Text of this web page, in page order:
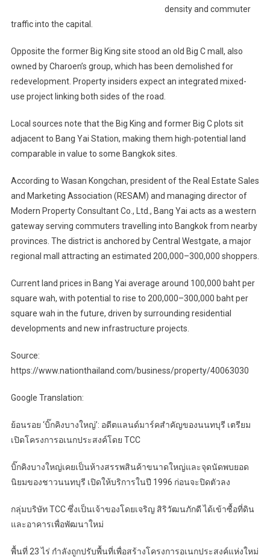
density and commuter
traffic into the capital.
Opposite the former Big King site stood an old Big C mall, also
owned by Charoen’s group, which has been demolished for
redevelopment. Property insiders expect an integrated mixed-
use project linking both sides of the road.
Local sources note that the Big King and former Big C plots sit
adjacent to Bang Yai Station, making them high-potential land
comparable in value to some Bangkok sites.
According to Wasan Kongchan, president of the Real Estate Sales
and Marketing Association (RESAM) and managing director of
Modern Property Consultant Co., Ltd., Bang Yai acts as a western
gateway serving commuters travelling into Bangkok from nearby
provinces. The district is anchored by Central Westgate, a major
regional mall attracting an estimated 200,000–300,000 shoppers.
Current land prices in Bang Yai average around 100,000 baht per
square wah, with potential to rise to 200,000–300,000 baht per
square wah in the future, driven by surrounding residential
developments and new infrastructure projects.
Source:
https://www.nationthailand.com/business/property/40063030
Google Translation:
ย้อนรอย ‘บิ๊กคิงบางใหญ่’: อดีตแลนด์มาร์คสำคัญของนนทบุรี เตรียม
เปิดโครงการอเนกประสงค์โดย TCC
บิ๊กคิงบางใหญ่เคยเป็นห้างสรรพสินค้าขนาดใหญ่และจุดนัดพบยอด
นิยมของชาวนนทบุรี เปิดให้บริการในปี 1996 ก่อนจะปิดตัวลง
กลุ่มบริษัท TCC ซึ่งเป็นเจ้าของโดยเจริญ สิริวัฒนภักดี ได้เข้าซื้อที่ดิน
และอาคารเพื่อพัฒนาใหม่
พื้นที่ 23 ไร่ กำลังถูกปรับพื้นที่เพื่อสร้างโครงการอเนกประสงค์แห่งใหม่